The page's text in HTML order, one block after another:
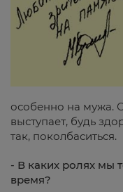
особенно на мужа.
выступает, будь
так, поколбаситься.
- В каких ролях мы
время?